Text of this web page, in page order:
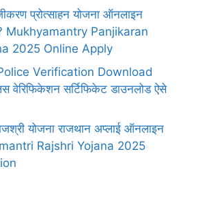
प्रोत्साहन योजना ऑनलाइन
Mukhyamantry Panjikaran
2025 Online Apply
Verification Download
वेरिफिकेशन सर्टिफिकेट डाउनलोड ऐसे
योजना राजथान अप्लाई ऑनलाइन
Rajshri Yojana 2025